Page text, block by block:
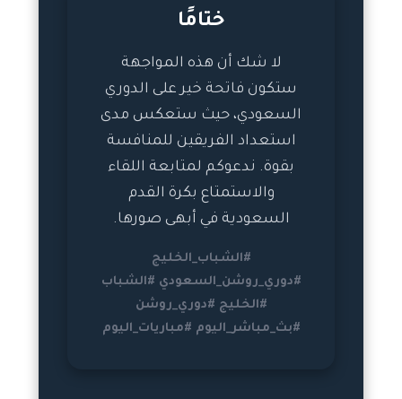
ختامًا
لا شك أن هذه المواجهة
ستكون فاتحة خير على الدوري
السعودي، حيث ستعكس مدى
استعداد الفريقين للمنافسة
بقوة. ندعوكم لمتابعة اللقاء
والاستمتاع بكرة القدم
السعودية في أبهى صورها.
#الشباب_الخليج
#دوري_روشن_السعودي #الشباب
#الخليج #دوري_روشن
#بث_مباشر_اليوم #مباريات_اليوم